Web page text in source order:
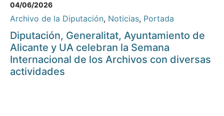
04/06/2026
Archivo de la Diputación, Noticias, Portada
Diputación, Generalitat, Ayuntamiento de
Alicante y UA celebran la Semana
Internacional de los Archivos con diversas
actividades